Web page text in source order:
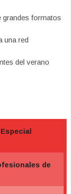
grandes formatos
una red
del verano